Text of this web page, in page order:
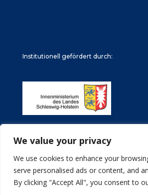
We value your privacy
We use cookies to enhance your
serve personalised ads or content, and
By clicking "Accept All", you consent to
Institutionell gefördert durch:
Impressum Datenschutz